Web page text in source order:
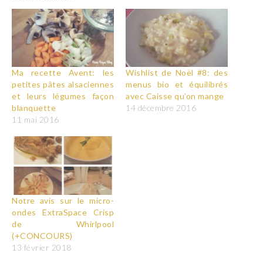
Ma recette Avent: les
petites pâtes alsaciennes
et leurs légumes façon
blanquette
11 mai 2016
Wishlist de Noël #8: des
menus bio et équilibrés
avec Caisse qu’on mange
14 décembre 2016
Notre avis sur le micro-
ondes ExtraSpace Crisp
de Whirlpool
(+CONCOURS)
13 février 2018